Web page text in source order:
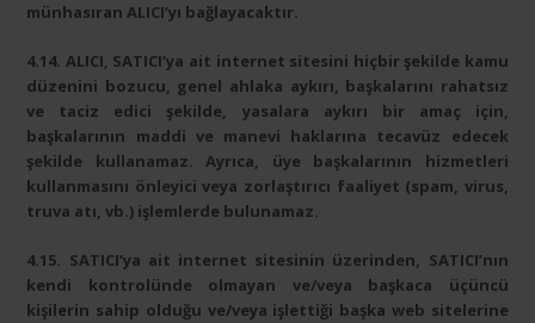
münhasıran ALICI’yı bağlayacaktır.
4.14. ALICI, SATICI’ya ait internet sitesini hiçbir şekilde kamu
düzenini bozucu, genel ahlaka aykırı, başkalarını rahatsız
ve taciz edici şekilde, yasalara aykırı bir amaç için,
başkalarının maddi ve manevi haklarına tecavüz edecek
şekilde kullanamaz. Ayrıca, üye başkalarının hizmetleri
kullanmasını önleyici veya zorlaştırıcı faaliyet (spam, virus,
truva atı, vb.) işlemlerde bulunamaz.
4.15. SATICI’ya ait internet sitesinin üzerinden, SATICI’nın
kendi kontrolünde olmayan ve/veya başkaca üçüncü
kişilerin sahip olduğu ve/veya işlettiği başka web sitelerine